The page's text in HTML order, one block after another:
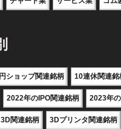
ショップ関連銘柄 10連休関連銘
2022年のIPO関連銘柄 2023年
3D関連銘柄 3Dプリンタ関連銘柄